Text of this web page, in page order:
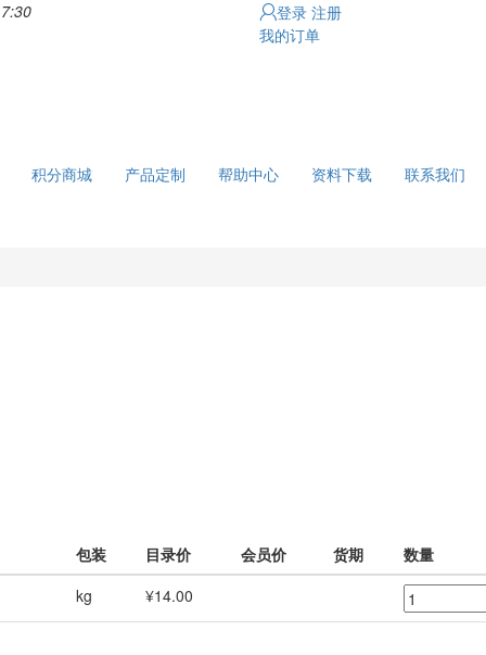
登录 注册
我的订单
积分商城 产品定制 帮助中心 资料下载 联系我们
包装 目录价 会员价 货期
数量
kg
¥14.00